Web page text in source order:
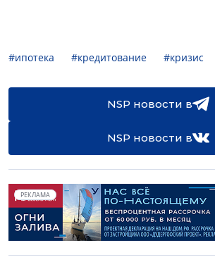
#ипотека #кредитование #кризис
NSP новости в
NSP новости в
РЕКЛАМА